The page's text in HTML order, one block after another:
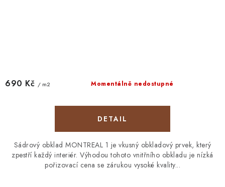
Momentálně nedostupné
690 Kč / m2
Sádrový obklad MONTREAL 1 je vkusný obkladový prvek, který
zpestří každý interiér. Výhodou tohoto vnitřního obkladu je nízká
pořizovací cena se zárukou vysoké kvality...